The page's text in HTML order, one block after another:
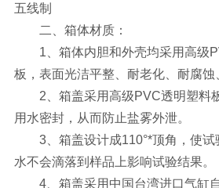
五线制
二、箱体材质：
1、箱体内胆和外壳均采用高级
板，表面光洁平整、耐老化、耐腐蚀
2、箱盖采用高级PVC透明塑料
用水密封，从而防止盐雾外泄。
3、箱盖设计成110°*顶角，使试
水不会滴落到样品上影响试验结果。
4、箱盖采用中国台湾进口气缸